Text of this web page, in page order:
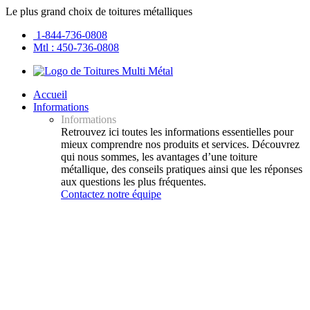
Le plus grand choix de toitures métalliques
1-844-736-0808
Mtl : 450-736-0808
Accueil
Informations
Informations
Retrouvez ici toutes les informations essentielles pour
mieux comprendre nos produits et services. Découvrez
qui nous sommes, les avantages d’une toiture
métallique, des conseils pratiques ainsi que les réponses
aux questions les plus fréquentes.
Contactez notre équipe